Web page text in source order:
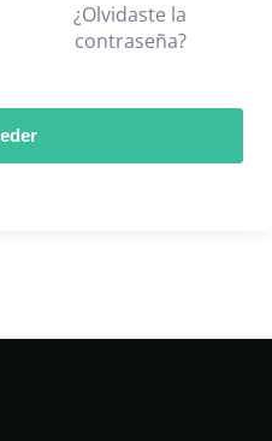
¿Olvidaste la
contraseña?